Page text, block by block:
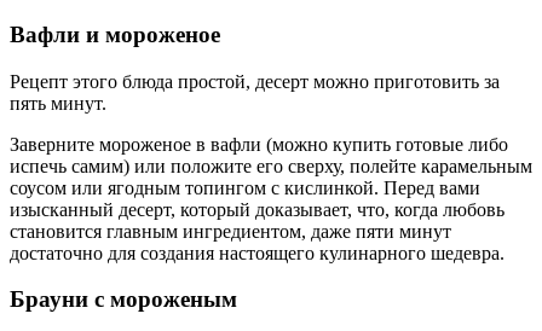
Вафли и мороженое
Рецепт этого блюда простой, десерт можно приготовить за
пять минут.
Заверните мороженое в вафли (можно купить готовые либо
испечь самим) или положите его сверху, полейте карамельным
соусом или ягодным топингом с кислинкой. Перед вами
изысканный десерт, который доказывает, что, когда любовь
становится главным ингредиентом, даже пяти минут
достаточно для создания настоящего кулинарного шедевра.
Брауни с мороженым